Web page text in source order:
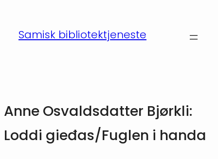
innholdSamisk bibliotektjeneste
Anne Osvaldsdatter Bjørkli:
Loddi gieđas/Fuglen i handa